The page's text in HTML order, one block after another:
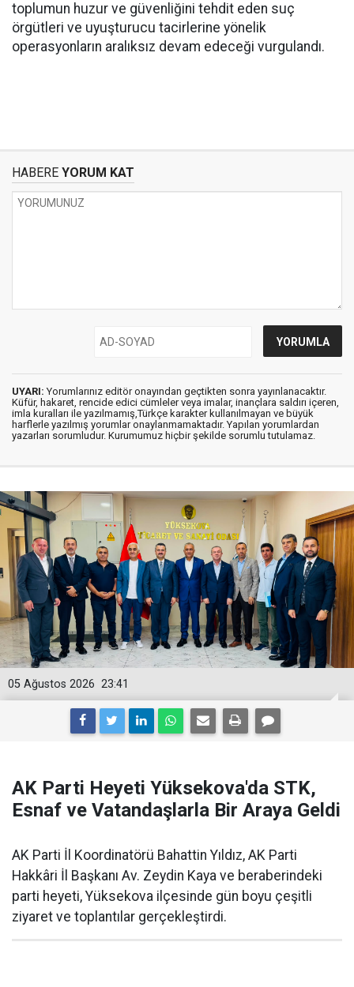
toplumun huzur ve güvenliğini tehdit eden suç
örgütleri ve uyuşturucu tacirlerine yönelik
operasyonların aralıksız devam edeceği vurgulandı.
HABERE YORUM KAT
UYARI: Yorumlarınız editör onayından geçtikten sonra yayınlanacaktır.
Küfür, hakaret, rencide edici cümleler veya imalar, inançlara saldırı içeren,
imla kuralları ile yazılmamış,Türkçe karakter kullanılmayan ve büyük
harflerle yazılmış yorumlar onaylanmamaktadır. Yapılan yorumlardan
yazarları sorumludur. Kurumumuz hiçbir şekilde sorumlu tutulamaz.
23:41
05 Ağustos 2026
AK Parti Heyeti Yüksekova'da STK,
Esnaf ve Vatandaşlarla Bir Araya Geldi
AK Parti İl Koordinatörü Bahattin Yıldız, AK Parti
Hakkâri İl Başkanı Av. Zeydin Kaya ve beraberindeki
parti heyeti, Yüksekova ilçesinde gün boyu çeşitli
ziyaret ve toplantılar gerçekleştirdi.